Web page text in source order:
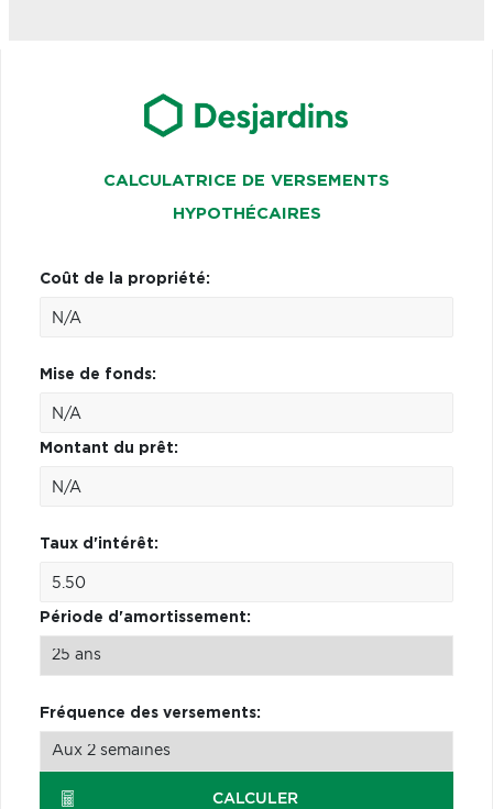
CALCULATRICE DE VERSEMENTS
HYPOTHÉCAIRES
Coût de la propriété:
Mise de fonds:
Montant du prêt:
Taux d'intérêt:
Période d'amortissement:
Fréquence des versements:
CALCULER